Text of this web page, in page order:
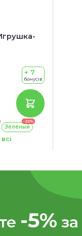
+ 7
бонусів
-25%
Зеленый
-5%